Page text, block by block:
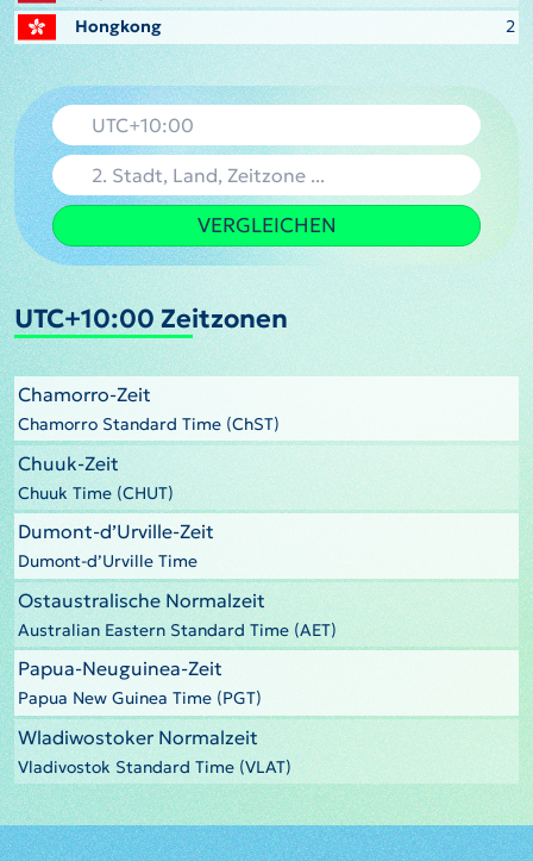
Hongkong
2
VERGLEICHEN
UTC+10:00 Zeitzonen
Chamorro-Zeit
Chamorro Standard Time (ChST)
Chuuk-Zeit
Chuuk Time (CHUT)
Dumont-d’Urville-Zeit
Dumont-d’Urville Time
Ostaustralische Normalzeit
Australian Eastern Standard Time (AET)
Papua-Neuguinea-Zeit
Papua New Guinea Time (PGT)
Wladiwostoker Normalzeit
Vladivostok Standard Time (VLAT)